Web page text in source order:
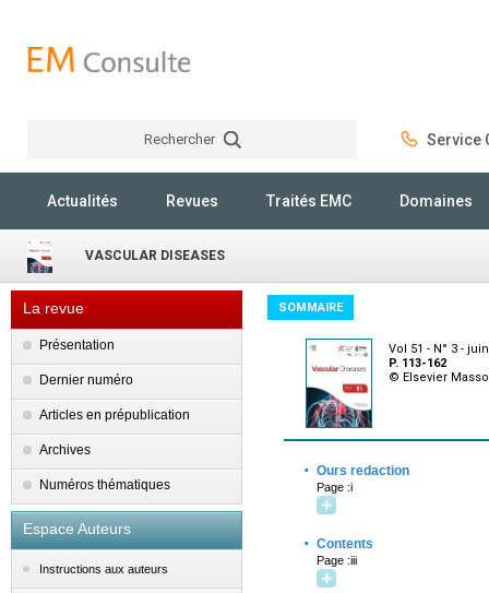
Rechercher Service
Actualités Revues Traités EMC Domaines
VASCULAR DISEASES
La revue
Présentation
Dernier numéro
Articles en prépublication
Archives
Numéros thématiques
Espace Auteurs
Instructions aux auteurs
SOMMAIRE
Vol 51 - N° 3 -
P. 113-162
© Elsevier
· Ours redaction
Page :i
· Contents
Page :iii